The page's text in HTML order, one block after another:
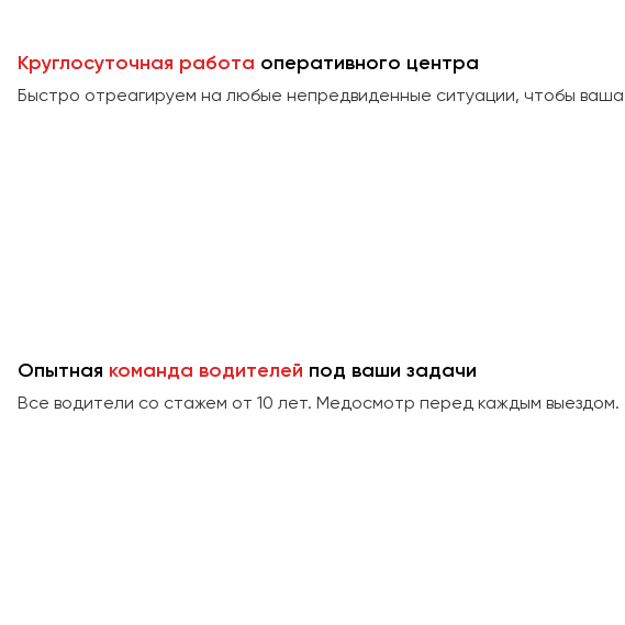
Круглосуточная работа оперативного центра
Быстро отреагируем на любые непредвиденные ситуации, чтобы
Опытная команда водителей под ваши задачи
Все водители со стажем от 10 лет. Медосмотр перед каждым выездом.